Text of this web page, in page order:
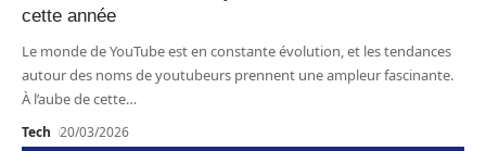
cette année
Le monde de YouTube est en constante évolution, et les tendances
autour des noms de youtubeurs prennent une ampleur fascinante.
À l’aube de cette…
Tech 20/03/2026